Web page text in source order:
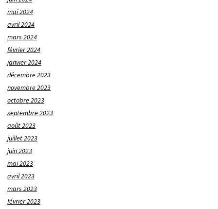
mai 2024
avril 2024
mars 2024
février 2024
janvier 2024
décembre 2023
novembre 2023
octobre 2023
septembre 2023
août 2023
juillet 2023
juin 2023
mai 2023
avril 2023
mars 2023
février 2023